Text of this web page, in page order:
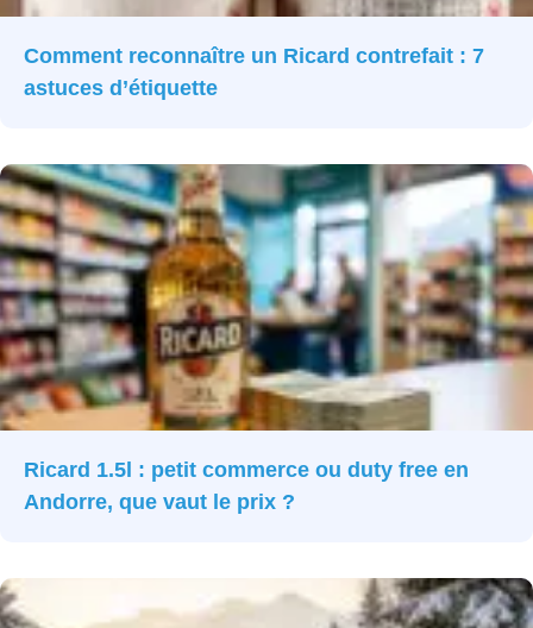
Comment reconnaître un Ricard contrefait : 7
astuces d’étiquette
Ricard 1.5l : petit commerce ou duty free en
Andorre, que vaut le prix ?